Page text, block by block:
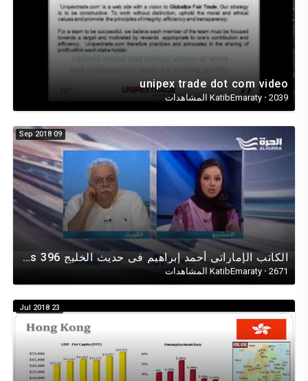
unipex trade dot com video
KatibEmaraty · 2039 المشاهدات
09 Sep 2018
الكاتب الإماراتي أحمد إبراهيم في حديث الخليج Gulf Talks 396على قناة الحرة ومقرها فيرجينيا أمريكـا
KatibEmaraty · 2671 المشاهدات
23 Jul 2018